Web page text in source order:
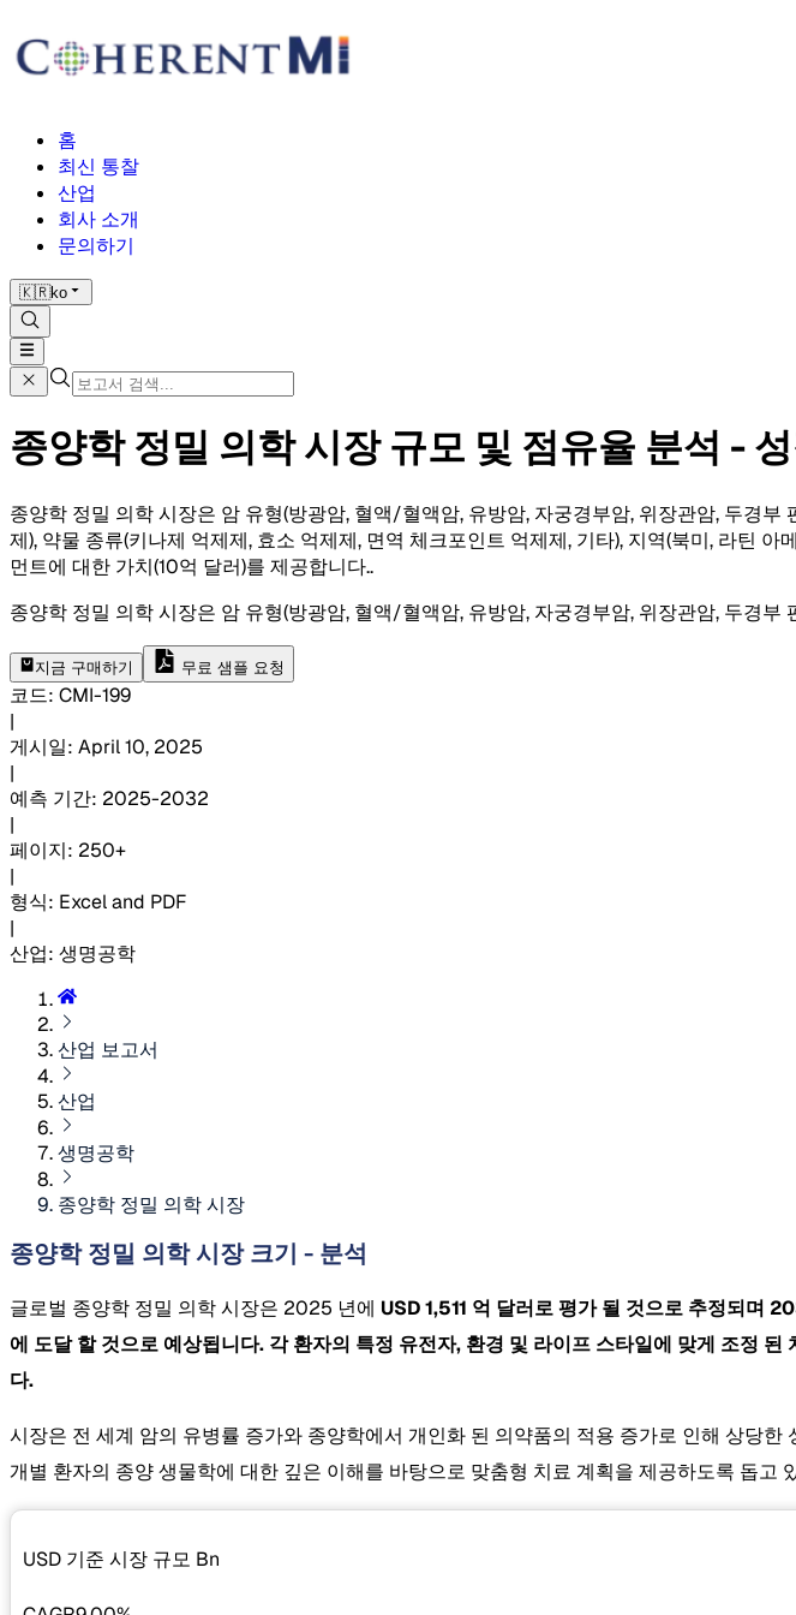
홈
최신 통찰
산업
회사 소개
문의하기
🇰🇷ko
종양학 정밀 의학 시장 규모 및 점유율 분석 -
종양학 정밀 의학 시장은 암 유형(방광암, 혈액/혈액암, 유방암, 자궁경부암, 위장관암, 두경
제), 약물 종류(키나제 억제제, 효소 억제제, 면역 체크포인트 억제제, 기타), 지역(북미, 라틴
먼트에 대한 가치(10억 달러)를 제공합니다..
종양학 정밀 의학 시장은 암 유형(방광암, 혈액/혈액암, 유방암, 자궁경부암, 위장관암, 두경부
지금 구매하기 무료 샘플 요청
코드: CMI-199
|
게시일: April 10, 2025
|
예측 기간: 2025-2032
|
페이지: 250+
|
형식: Excel and PDF
|
산업: 생명공학
산업 보고서
산업
생명공학
종양학 정밀 의학 시장
종양학 정밀 의학 시장 크기 - 분석
글로벌 종양학 정밀 의학 시장은 2025 년에 USD 1,511 억 달러로 평가 될 것으로 추정되며
에 도달 할 것으로 예상됩니다. 각 환자의 특정 유전자, 환경 및 라이프 스타일에 맞게 조정
다.
시장은 전 세계 암의 유병률 증가와 종양학에서 개인화 된 의약품의 적용 증가로 인해 상당
개별 환자의 종양 생물학에 대한 깊은 이해를 바탕으로 맞춤형 치료 계획을 제공하도록 돕고
USD 기준 시장 규모 Bn